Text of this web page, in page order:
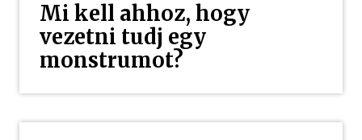
Mi kell ahhoz, hogy
vezetni tudj egy
monstrumot?